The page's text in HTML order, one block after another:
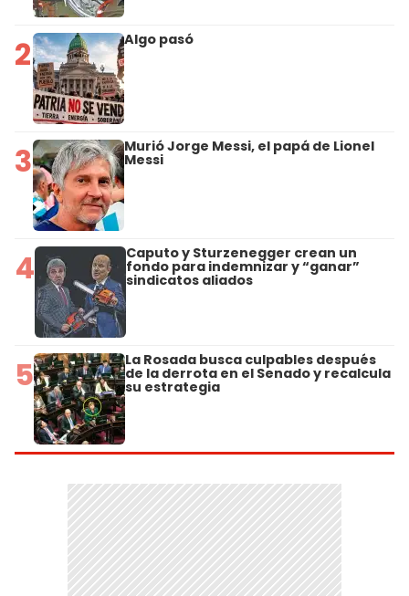
2 Algo pasó
3 Murió Jorge Messi, el papá de Lionel
Messi
4 Caputo y Sturzenegger crean un
fondo para indemnizar y “ganar”
sindicatos aliados
5 La Rosada busca culpables después
de la derrota en el Senado y recalcula
su estrategia